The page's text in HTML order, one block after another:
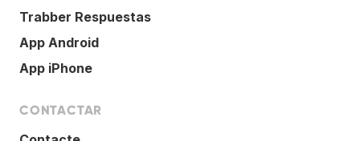
Trabber Respuestas
App Android
App iPhone
CONTACTAR